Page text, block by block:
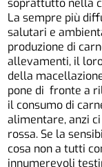
soprattutto nella
La sempre più
salutari e
produzione di
allevamenti, il
della
pone di fronte a
il consumo di
alimentare, anzi
rossa. Se la
cosa non a tutti
innumerevoli